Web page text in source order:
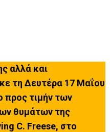
αλλά και
τη Δευτέρα 17 Μαΐου
προς τιμήν των
θυμάτων της
C. Freese, στο